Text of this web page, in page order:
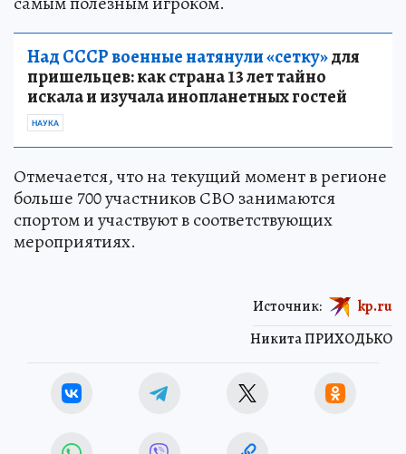
Над СССР военные натянули «сетку»для
пришельцев: как страна 13 лет тайно
искала и изучала инопланетных гостей
НАУКА
Отмечается, что на текущий момент в регионе
больше 700 участников СВО занимаются
спортом и участвуют в соответствующих
мероприятиях.
Никита ПРИХОДЬКО
Источник: kp.ru